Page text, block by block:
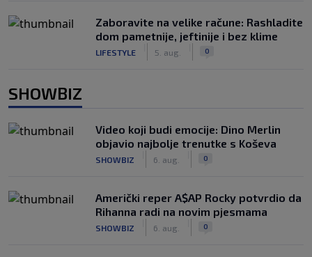
Zaboravite na velike račune: Rashladite
dom pametnije, jeftinije i bez klime
LIFESTYLE 5. aug. 0
SHOWBIZ
Video koji budi emocije: Dino Merlin
objavio najbolje trenutke s Koševa
SHOWBIZ 6. aug. 0
Američki reper A$AP Rocky potvrdio da
Rihanna radi na novim pjesmama
SHOWBIZ 6. aug. 0